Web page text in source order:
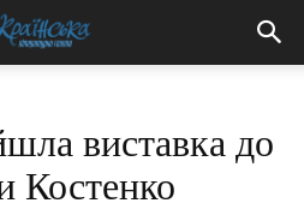
виставка до
Костенко